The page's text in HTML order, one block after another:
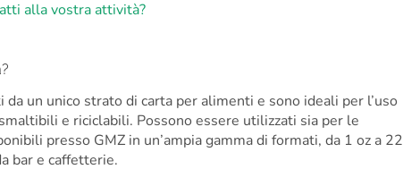
alla vostra attività?
un unico strato di carta per alimenti e sono ideali per l’uso
e riciclabili. Possono essere utilizzati sia per le
presso GMZ in un’ampia gamma di formati, da 1 oz a 22
bar e caffetterie.